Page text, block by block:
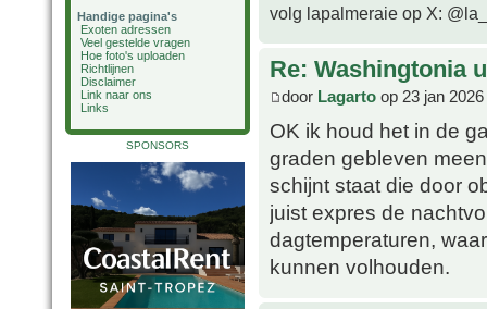
Handige pagina's
Exoten adressen
Veel gestelde vragen
Hoe foto's uploaden
Richtlijnen
Disclaimer
Link naar ons
Links
SPONSORS
volg lapalmeraie op X:
Re: Washingtonia
door Lagarto op 23 jan
OK ik houd het in de
graden gebleven
schijnt staat die door
juist expres de
dagtemperaturen,
kunnen volhouden.